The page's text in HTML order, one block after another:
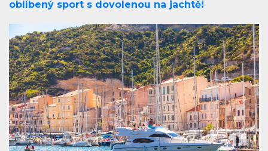
oblíbený sport s dovolenou na jachtě!